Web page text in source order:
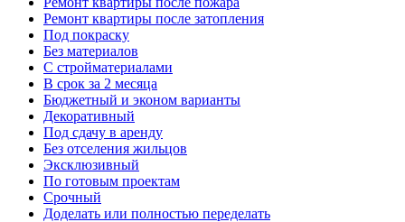
Ремонт квартиры после затопления
Под покраску
Без материалов
С стройматериалами
В срок за 2 месяца
Бюджетный и эконом варианты
Декоративный
Под сдачу в аренду
Без отселения жильцов
Эксклюзивный
По готовым проектам
Срочный
Доделать или полностью переделать